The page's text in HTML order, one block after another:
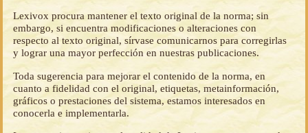
Lexivox procura mantener el texto original de la norma; sin
embargo, si encuentra modificaciones o alteraciones con
respecto al texto original, sírvase comunicarnos para corregirlas
y lograr una mayor perfección en nuestras publicaciones.
Toda sugerencia para mejorar el contenido de la norma, en
cuanto a fidelidad con el original, etiquetas, metainformación,
gráficos o prestaciones del sistema, estamos interesados en
conocerla e implementarla.